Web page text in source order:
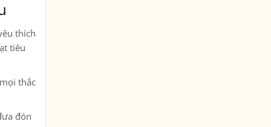
thích
tiêu
thắc
đón